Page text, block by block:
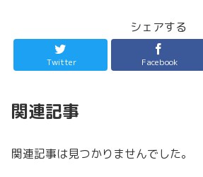
シェアする
Twitter Facebook
関連記事
関連記事は見つかりませんでした。